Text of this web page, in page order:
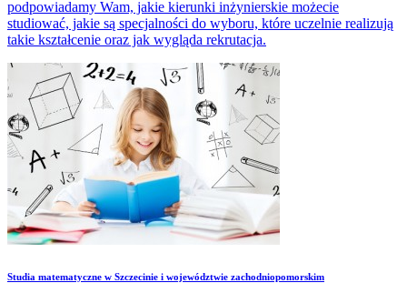
podpowiadamy Wam, jakie kierunki inżynierskie możecie
studiować, jakie są specjalności do wyboru, które uczelnie realizują
takie kształcenie oraz jak wygląda rekrutacja.
​Studia matematyczne w Szczecinie i województwie zachodniopomorskim